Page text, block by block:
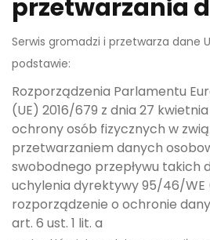
przetwarzania
Serwis gromadzi i przetwarza dane
podstawie:
Rozporządzenia Parlamentu
(UE) 2016/679 z dnia 27
ochrony osób fizycznych w
przetwarzaniem danych
swobodnego przepływu takich
uchylenia dyrektywy 95/46/WE
rozporządzenie o ochronie
art. 6 ust. 1 lit. a